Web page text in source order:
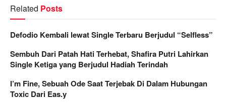
Related Posts
Defodio Kembali lewat Single Terbaru Berjudul “Selfless”
Sembuh Dari Patah Hati Terhebat, Shafira Putri Lahirkan
Single Ketiga yang Berjudul Hadiah Terindah
I’m Fine, Sebuah Ode Saat Terjebak Di Dalam Hubungan
Toxic Dari Eas.y